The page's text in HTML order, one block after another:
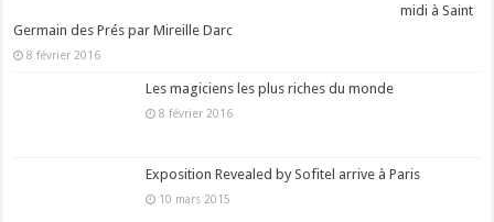
midi à Saint
Germain des Prés par Mireille Darc
8 février 2016
Les magiciens les plus riches du monde
8 février 2016
Exposition Revealed by Sofitel arrive à Paris
10 mars 2015